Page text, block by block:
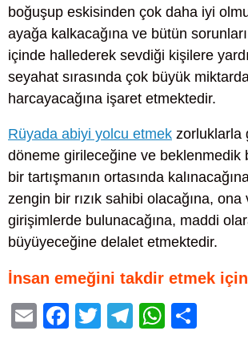
boğuşup eskisinden çok daha iyi
ayağa kalkacağına ve bütün
içinde hallederek sevdiği kişilere
seyahat sırasında çok büyük
harcayacağına işaret etmektedir.
Rüyada abiyi yolcu etmek zorluklarla
döneme girileceğine ve beklenmedik
bir tartışmanın ortasında
zengin bir rızık sahibi olacağına,
girişimlerde bulunacağına, maddi
büyüyeceğine delalet etmektedir.
İnsan emeğini takdir etmek için
E
F
T
T
W